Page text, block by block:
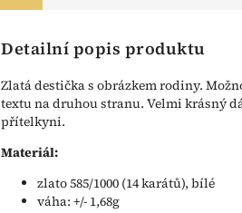
Detailní popis produktu
Zlatá destička s obrázkem rodiny.
textu na druhou stranu. Velmi krásný
přítelkyni.
Materiál:
zlato 585/1000 (14 karátů), bílé
váha: +/- 1,68g